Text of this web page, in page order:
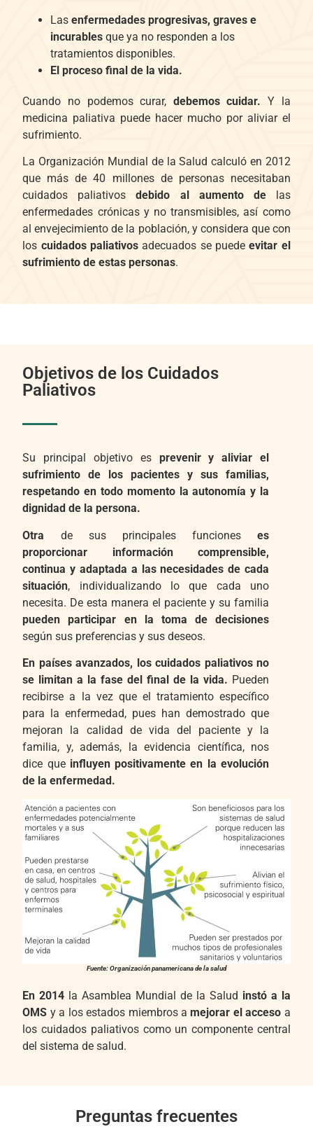
Lasenfermedades progresivas, graves e
incurables que ya no responden a los
tratamientos disponibles.
El proceso final de la vida.
Cuando no podemos curar, debemos cuidar. Y la
medicina paliativa puede hacer mucho por aliviar el
sufrimiento.
La Organización Mundial de la Salud calculó en 2012
que más de 40 millones de personas necesitaban
cuidados paliativosdebido al aumento delas
enfermedades crónicas y no transmisibles, así como
al envejecimiento de la población, y considera que con
los cuidados paliativos adecuados se puedeevitar el
sufrimiento de estas personas.
Objetivos de los Cuidados
Paliativos
Su principal objetivo es prevenir y aliviar el
sufrimiento de los pacientes y sus familias,
respetando en todo momento la autonomía y la
dignidad de la persona.
Otra de sus principales funciones es
proporcionar información comprensible,
continua y adaptada a las necesidades de cada
situación, individualizando lo que cada uno
necesita. De esta manera el paciente y su familia
pueden participar en la toma de decisiones
según sus preferencias y sus deseos.
En países avanzados, los cuidados paliativos no
se limitan a la fase del final de la vida. Pueden
recibirse a la vez que el tratamiento específico
para la enfermedad, pues han demostrado que
mejoran la calidad de vida del paciente y la
familia, y, además, la evidencia científica, nos
dice que influyen positivamente en la evolución
de la enfermedad.
Fuente: Organización panamericana de la salud
En 2014 la Asamblea Mundial de la Salud instó a la
OMS y a los estados miembros amejorar el acceso a
los cuidados paliativos como un componente central
del sistema de salud.
Preguntas frecuentes